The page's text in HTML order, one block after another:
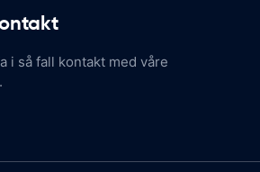
i så fall kontakt med våre